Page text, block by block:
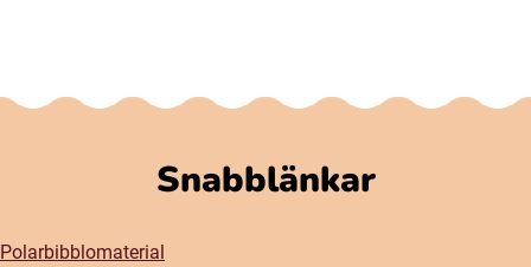
Snabblänkar
Polarbibblomaterial